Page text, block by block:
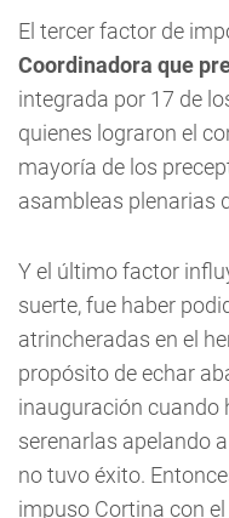
El tercer factor de
Coordinadora que
integrada por 17 de
quienes lograron el
mayoría de los
asambleas plenarias
Y el último factor
suerte, fue haber
atrincheradas en el
propósito de echar
inauguración cuando
serenarlas apelando
no tuvo éxito.
impuso Cortina con